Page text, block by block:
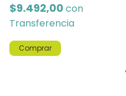
$9.492,00 con
Transferencia
Comprar